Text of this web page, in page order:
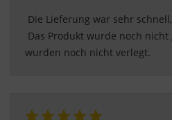
Die Lieferung war sehr
wurden noch nicht verlegt.